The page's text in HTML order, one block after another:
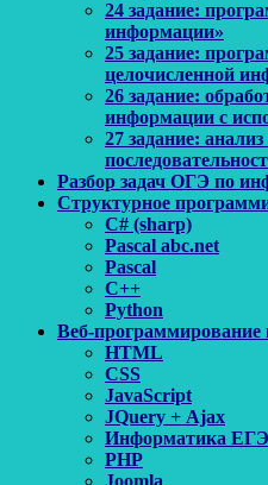
24 задание:
информации»
25 задание:
целочисленной
26 задание:
информации с
27 задание:
Разбор задач ОГЭ по
Структурное
C# (sharp)
Pascal abc.net
Pascal
С++
Python
Веб-программирование
HTML
CSS
JavaScript
JQuery + Ajax
Информатика ЕГЭ
PHP
Joomla